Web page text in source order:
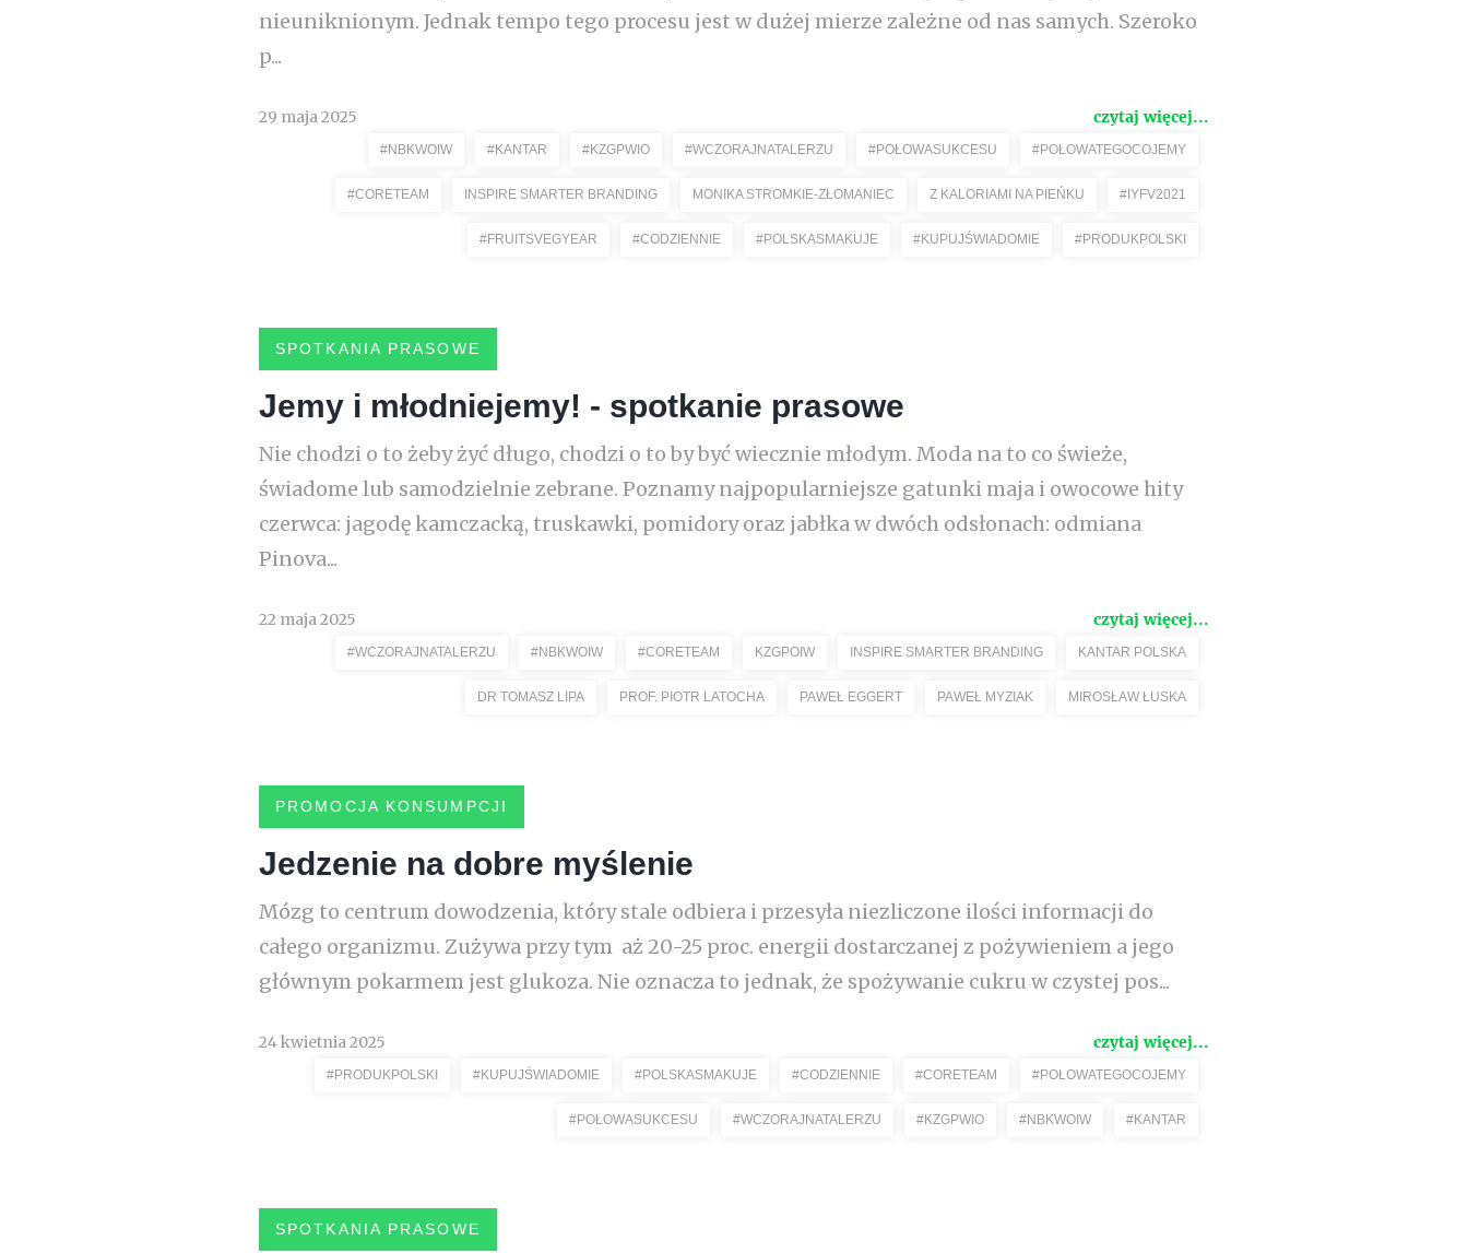
nieuniknionym. Jednak tempo tego procesu jest w dużej mierze zależne od nas samych. Szeroko
p...
29 maja 2025 czytaj więcej...
#NBKWOIW #KANTAR #KZGPWIO #WCZORAJNATALERZU #POŁOWASUKCESU #POŁOWATEGOCOJEMY
#CORETEAM INSPIRE SMARTER BRANDING MONIKA STROMKIE-ZŁOMANIEC Z KALORIAMI NA PIEŃKU #IYFV2021
#FRUITSVEGYEAR #CODZIENNIE #POLSKASMAKUJE #KUPUJŚWIADOMIE #PRODUKPOLSKI
SPOTKANIA PRASOWE
Jemy i młodniejemy! - spotkanie prasowe
Nie chodzi o to żeby żyć długo, chodzi o to by być wiecznie młodym. Moda na to co świeże,
świadome lub samodzielnie zebrane. Poznamy najpopularniejsze gatunki maja i owocowe hity
czerwca: jagodę kamczacką, truskawki, pomidory oraz jabłka w dwóch odsłonach: odmiana
Pinova...
22 maja 2025 czytaj więcej...
#WCZORAJNATALERZU #NBKWOIW #CORETEAM KZGPOIW INSPIRE SMARTER BRANDING KANTAR POLSKA
DR TOMASZ LIPA PROF. PIOTR LATOCHA PAWEŁ EGGERT PAWEŁ MYZIAK MIROSŁAW ŁUSKA
PROMOCJA KONSUMPCJI
Jedzenie na dobre myślenie
Mózg to centrum dowodzenia, który stale odbiera i przesyła niezliczone ilości informacji do
całego organizmu. Zużywa przy tym aż 20-25 proc. energii dostarczanej z pożywieniem a jego
głównym pokarmem jest glukoza. Nie oznacza to jednak, że spożywanie cukru w czystej pos...
24 kwietnia 2025 czytaj więcej...
#PRODUKPOLSKI #KUPUJŚWIADOMIE #POLSKASMAKUJE #CODZIENNIE #CORETEAM #POŁOWATEGOCOJEMY
#POŁOWASUKCESU #WCZORAJNATALERZU #KZGPWIO #NBKWOIW #KANTAR
SPOTKANIA PRASOWE